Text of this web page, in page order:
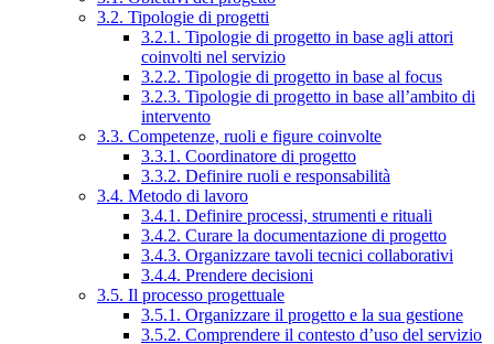
3.2. Tipologie di progetti
3.2.1. Tipologie di progetto in base agli attori
coinvolti nel servizio
3.2.2. Tipologie di progetto in base al focus
3.2.3. Tipologie di progetto in base all’ambito di
intervento
3.3. Competenze, ruoli e figure coinvolte
3.3.1. Coordinatore di progetto
3.3.2. Definire ruoli e responsabilità
3.4. Metodo di lavoro
3.4.1. Definire processi, strumenti e rituali
3.4.2. Curare la documentazione di progetto
3.4.3. Organizzare tavoli tecnici collaborativi
3.4.4. Prendere decisioni
3.5. Il processo progettuale
3.5.1. Organizzare il progetto e la sua gestione
3.5.2. Comprendere il contesto d’uso del servizio